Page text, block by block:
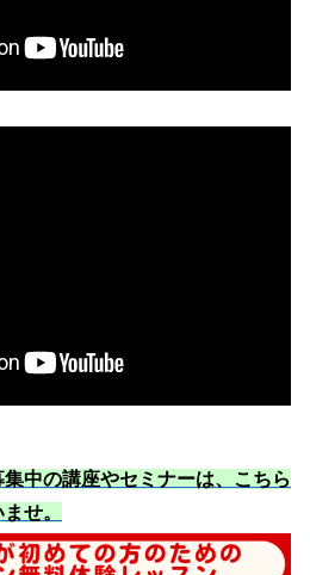
中の講座やセミナーは、こちら
ませ。